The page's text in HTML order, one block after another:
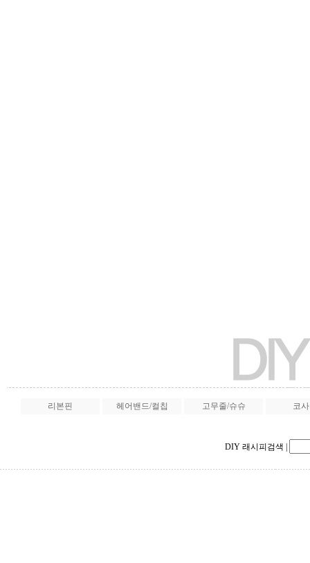
리본핀 헤어밴드/컬칩 고무줄/슈슈 코
DIY 래시피검색